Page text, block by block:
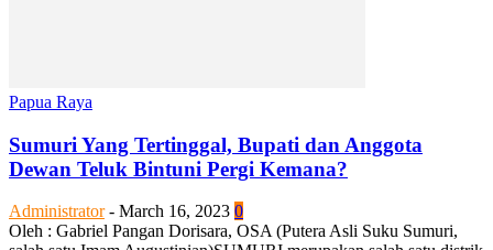
Papua Raya
Sumuri Yang Tertinggal, Bupati dan Anggota
Dewan Teluk Bintuni Pergi Kemana?
Administrator - March 16, 2023 0
Oleh : Gabriel Pangan Dorisara, OSA (Putera Asli Suku Sumuri,